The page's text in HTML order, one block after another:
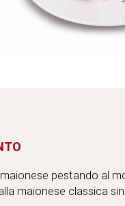
pestando al
maionese classica